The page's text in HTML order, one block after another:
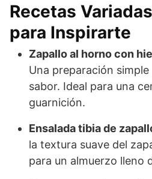
Recetas
para Inspirarte
Zapallo al horno con
Una preparación
sabor. Ideal para una
guarnición.
Ensalada tibia de
la textura suave del
para un almuerzo lleno